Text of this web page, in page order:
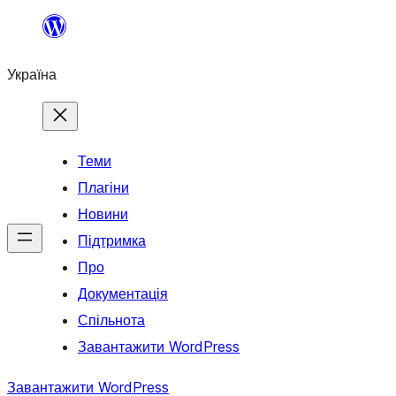
Перейти
вмісту
Україна
Теми
Плагіни
Новини
Підтримка
Про
Документація
Спільнота
Завантажити WordPress
Завантажити WordPress